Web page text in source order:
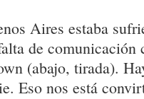
Aires estaba
de comunicación
(abajo, tirada).
Eso nos está